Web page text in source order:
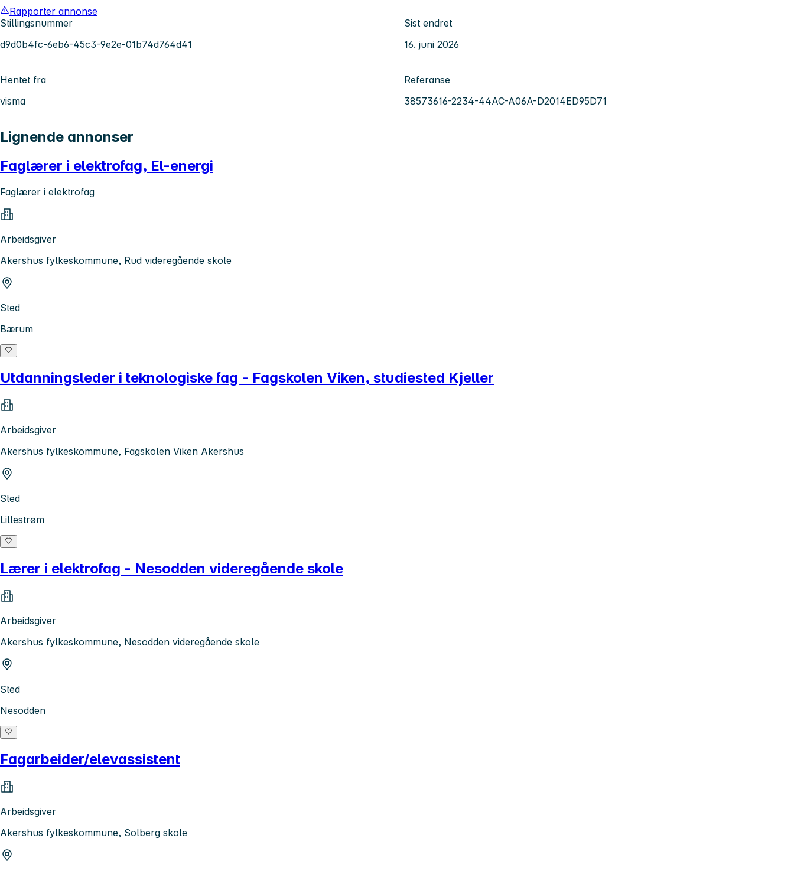
Rapporter annonse
Stillingsnummer
d9d0b4fc-6eb6-45c3-9e2e-01b74d764d41
Sist endret
16. juni 2026
Hentet fra
visma
Referanse
38573616-2234-44AC-A06A-D2014ED95D71
Lignende annonser
Faglærer i elektrofag, El-energi
Faglærer i elektrofag
Arbeidsgiver
Akershus fylkeskommune, Rud videregående skole
Sted
Bærum
Utdanningsleder i teknologiske fag - Fagskolen Viken, studiested Kjeller
Arbeidsgiver
Akershus fylkeskommune, Fagskolen Viken Akershus
Sted
Lillestrøm
Lærer i elektrofag - Nesodden videregående skole
Arbeidsgiver
Akershus fylkeskommune, Nesodden videregående skole
Sted
Nesodden
Fagarbeider/elevassistent
Arbeidsgiver
Akershus fylkeskommune, Solberg skole